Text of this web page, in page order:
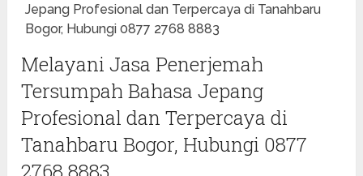
Jepang Profesional dan Terpercaya di Tanahbaru
Bogor, Hubungi 0877 2768 8883
Melayani Jasa Penerjemah
Tersumpah Bahasa Jepang
Profesional dan Terpercaya di
Tanahbaru Bogor, Hubungi 0877